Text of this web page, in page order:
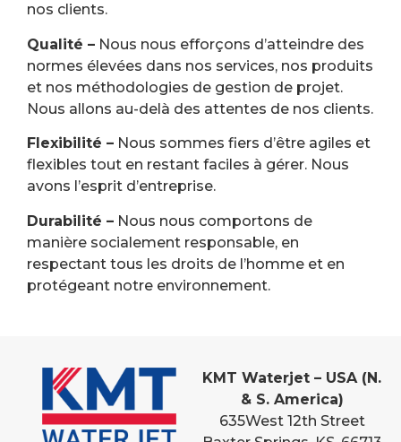
nos clients.
Qualité – Nous nous efforçons d’atteindre des
normes élevées dans nos services, nos produits
et nos méthodologies de gestion de projet.
Nous allons au-delà des attentes de nos clients.
Flexibilité – Nous sommes fiers d’être agiles et
flexibles tout en restant faciles à gérer. Nous
avons l’esprit d’entreprise.
Durabilité – Nous nous comportons de
manière socialement responsable, en
respectant tous les droits de l’homme et en
protégeant notre environnement.
KMT Waterjet – USA (N.
& S. America)
635West 12th Street